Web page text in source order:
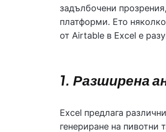
задълбочени
платформи. Ето
от Airtable в Excel е
1. Разширена
Excel предлага
генериране на